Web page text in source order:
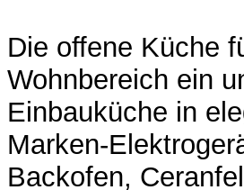
Die offene Küche
Wohnbereich ein
Einbauküche in
Marken-
Backofen,